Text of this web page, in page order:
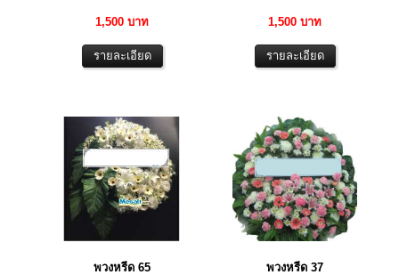
1,500 บาท 1,500 บาท
พวงหรีด 65 พวงหรีด 37